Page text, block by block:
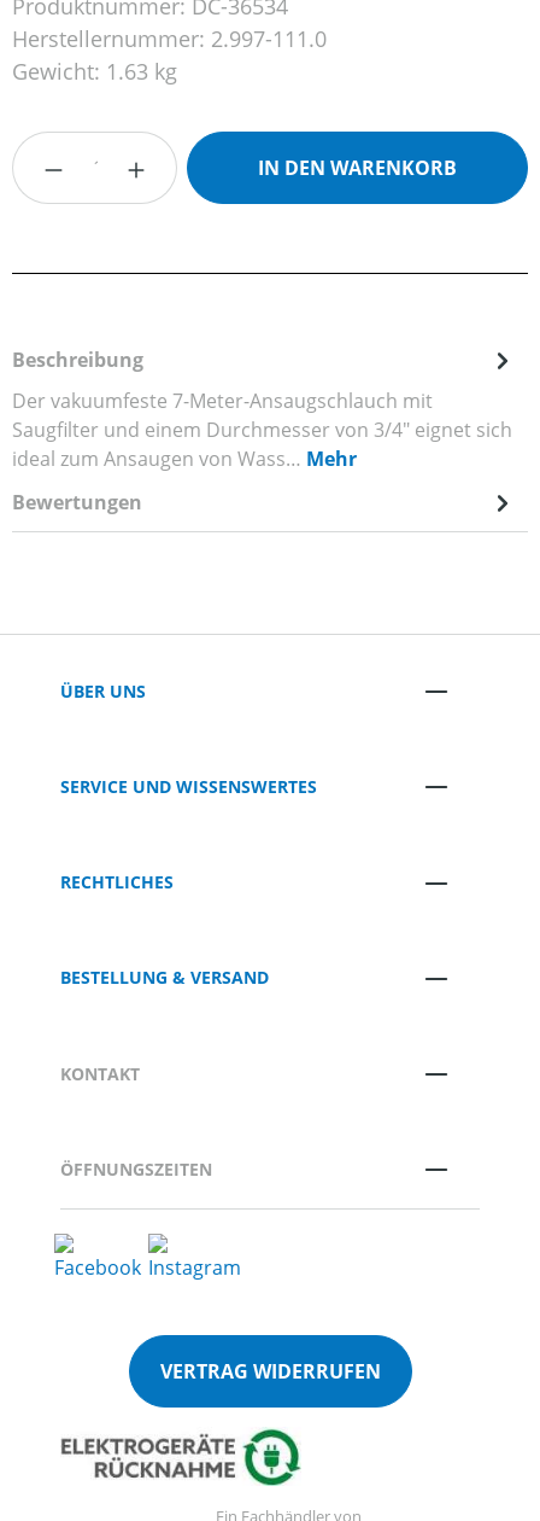
Produktnummer: DC-36534
Herstellernummer: 2.997-111.0
Gewicht: 1.63 kg
Produkt Anzahl: Gib den gewünschten
IN DEN WARENKORB
Beschreibung
Der vakuumfeste 7-Meter-Ansaugschlauch mit
Saugfilter und einem Durchmesser von 3/4" eignet sich
ideal zum Ansaugen von Wass… Mehr
Bewertungen
ÜBER UNS
SERVICE UND WISSENSWERTES
RECHTLICHES
BESTELLUNG & VERSAND
KONTAKT
ÖFFNUNGSZEITEN
VERTRAG WIDERRUFEN
Ein Fachhändler von